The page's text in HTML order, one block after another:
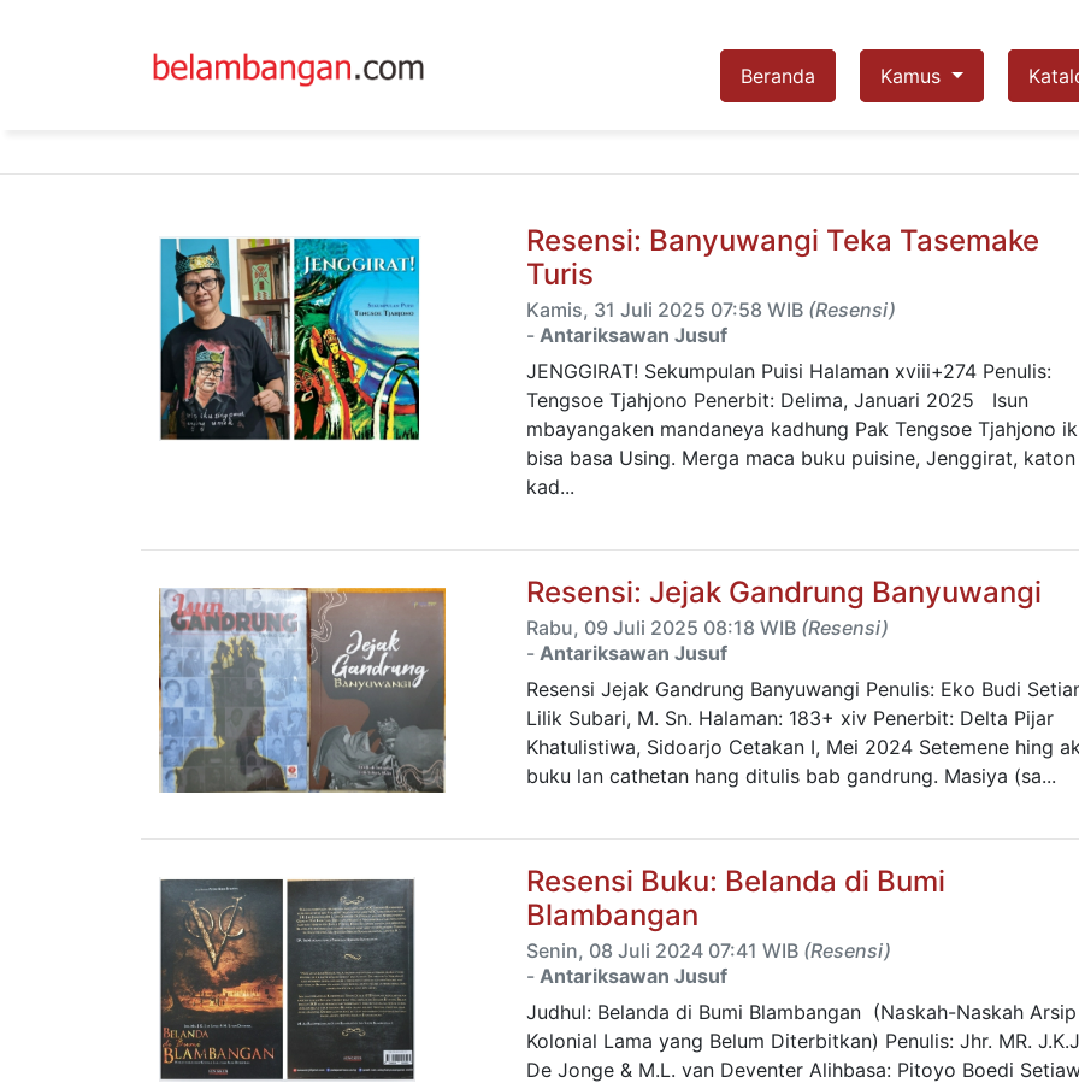
Beranda Kamus
Resensi: Banyuwangi Teka Tasemake
Turis
Kamis, 31 Juli 2025 07:58 WIB (Resensi)
- Antariksawan Jusuf
JENGGIRAT! Sekumpulan Puisi Halaman xviii+274 Penulis:
Tengsoe Tjahjono Penerbit: Delima, Januari 2025 Isun
mbayangaken mandaneya kadhung Pak Tengsoe Tjahjono
bisa basa Using. Merga maca buku puisine, Jenggirat, katon
kad...
Resensi: Jejak Gandrung Banyuwangi
Rabu, 09 Juli 2025 08:18 WIB (Resensi)
- Antariksawan Jusuf
Resensi Jejak Gandrung Banyuwangi Penulis: Eko Budi
Lilik Subari, M. Sn. Halaman: 183+ xiv Penerbit: Delta Pijar
Khatulistiwa, Sidoarjo Cetakan I, Mei 2024 Setemene hing
buku lan cathetan hang ditulis bab gandrung. Masiya (sa...
Resensi Buku: Belanda di Bumi
Blambangan
Senin, 08 Juli 2024 07:41 WIB (Resensi)
- Antariksawan Jusuf
Judhul: Belanda di Bumi Blambangan (Naskah-Naskah Arsip
Kolonial Lama yang Belum Diterbitkan) Penulis: Jhr. MR.
De Jonge & M.L. van Deventer Alihbasa: Pitoyo Boedi